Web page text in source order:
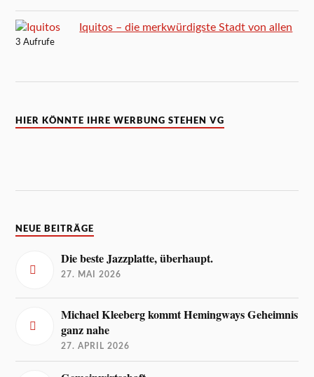
Iquitos – die merkwürdigste Stadt von allen
3 Aufrufe
HIER KÖNNTE IHRE WERBUNG STEHEN VG
NEUE BEITRÄGE
Die beste Jazzplatte, überhaupt.
27. MAI 2026
Michael Kleeberg kommt Hemingways Geheimnis
ganz nahe
27. APRIL 2026